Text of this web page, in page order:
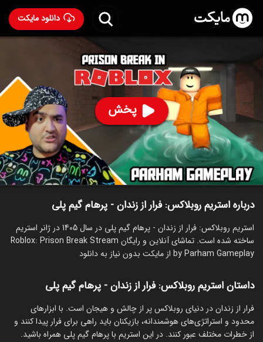
دانلود مایکت
پخش
استریم روبلاکس: فرار از زندان - پرهام گیم پلی
۸۹ 94% پرهام گیم پلی
ساخت ایران سال 1405
رده سنی ۱۳+
استریم
توضیحات قسمت‌ها سریال‌های مشابه
درباره استریم روبلاکس: فرار از زندان - پرهام گیم پلی
استریم روبلاکس: فرار از زندان - پرهام گیم پلی در سال 1405 در ژانر استریم
ساخته شده است. تماشای آنلاین و رایگان Roblox: Prison Break Stream
by Parham Gameplay از مایکت بدون نیاز به دانلود
داستان استریم روبلاکس: فرار از زندان - پرهام گیم پلی
‏فرار از زندان در دنیای روبلاکس پر از چالش و هیجان است. با ابزارهای
محدود و استراتژی‌های هوشمندانه، بازیکنان باید راهی برای فرار پیدا کنند و
از خطرات مختلف عبور کنند. در این استریم با پرهام گیم پلی همراه باشید.